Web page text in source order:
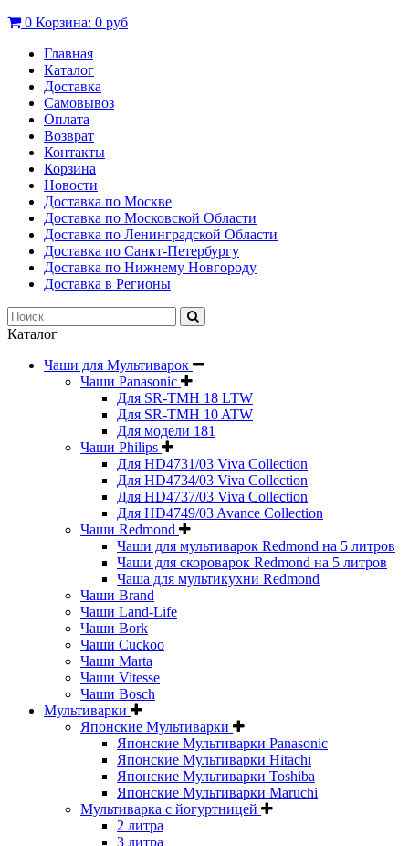
0 Корзина: 0 руб
Главная
Каталог
Доставка
Самовывоз
Оплата
Возврат
Контакты
Корзина
Новости
Доставка по Москве
Доставка по Московской Области
Доставка по Ленинградской Области
Доставка по Санкт-Петербургу
Доставка по Нижнему Новгороду
Доставка в Регионы
Каталог
Чаши для Мультиварок
Чаши Panasonic
Для SR-TMH 18 LTW
Для SR-TMH 10 ATW
Для модели 181
Чаши Philips
Для HD4731/03 Viva Collection
Для HD4734/03 Viva Collection
Для HD4737/03 Viva Collection
Для HD4749/03 Avance Collection
Чаши Redmond
Чаши для мультиварок Redmond на 5 литров
Чаши для скороварок Redmond на 5 литров
Чаша для мультикухни Redmond
Чаши Brand
Чаши Land-Life
Чаши Bork
Чаши Cuckoo
Чаши Marta
Чаши Vitesse
Чаши Bosch
Мультиварки
Японские Мультиварки
Японские Мультиварки Panasonic
Японские Мультиварки Hitachi
Японские Мультиварки Toshiba
Японские Мультиварки Maruchi
Мультиварка с йогуртницей
2 литра
3 литра